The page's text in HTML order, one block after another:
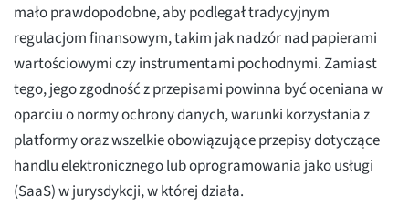
mało prawdopodobne, aby podlegał tradycyjnym
regulacjom finansowym, takim jak nadzór nad papierami
wartościowymi czy instrumentami pochodnymi. Zamiast
tego, jego zgodność z przepisami powinna być oceniana w
oparciu o normy ochrony danych, warunki korzystania z
platformy oraz wszelkie obowiązujące przepisy dotyczące
handlu elektronicznego lub oprogramowania jako usługi
(SaaS) w jurysdykcji, w której działa.